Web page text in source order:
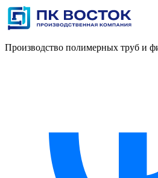
Производство полимерных труб и